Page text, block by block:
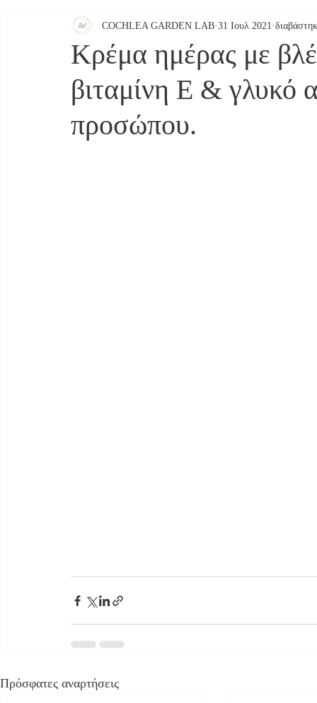
ΕΡΓΑΣΤΗΡΙΟ ΚΑΛΛΥΝΤΙΚΩΝ ΣΕΡΡΕΣ
Kρέμα ημέρας με
βιταμίνη Ε & γλυκό
προσώπου.
COCHLEA GARDEN LAB 31 Ιουλ 2021
Πρόσφατες αναρτήσεις